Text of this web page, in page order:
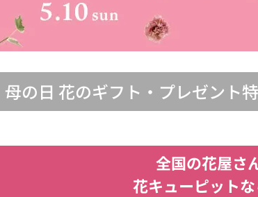
母の日 花のギフト・プレゼント
全国の花屋さ
花キューピット